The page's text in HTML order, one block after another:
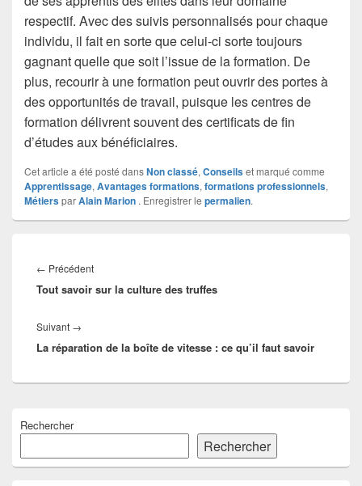
respectif. Avec des suivis personnalisés pour chaque
individu, il fait en sorte que celui-ci sorte toujours
gagnant quelle que soit l’issue de la formation. De
plus, recourir à une formation peut ouvrir des portes à
des opportunités de travail, puisque les centres de
formation délivrent souvent des certificats de fin
d’études aux bénéficiaires.
Cet article a été posté dansNon classé, Conseilset marqué comme
Apprentissage, Avantages formations, formations professionnels,
MétiersparAlain Marion . Enregistrer le permalien.
de
l’article
← PrécédentArticle
précédent :
Tout savoir sur la culture des truffes
Suivant →
suivant :
La réparation de la boîte de vitesse : ce qu’il faut savoir
principale
widget
pour
Rechercher
Rechercher